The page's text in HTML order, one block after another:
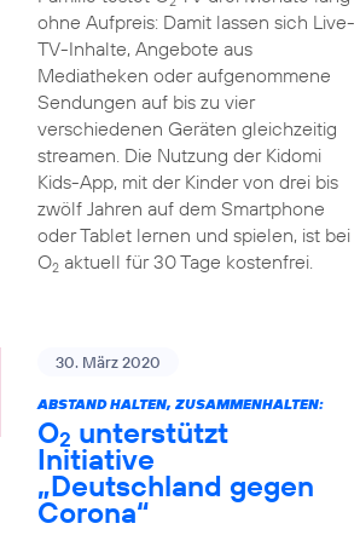
ohne Aufpreis: Damit lassen sich Live-
TV-Inhalte, Angebote aus
Mediatheken oder aufgenommene
Sendungen auf bis zu vier
verschiedenen Geräten gleichzeitig
streamen. Die Nutzung der Kidomi
Kids-App, mit der Kinder von drei bis
zwölf Jahren auf dem Smartphone
oder Tablet lernen und spielen, ist bei
O2aktuell für 30 Tage kostenfrei.
30. März 2020
ABSTAND HALTEN, ZUSAMMENHALTEN:
O2 unterstützt
Initiative
„Deutschland gegen
Corona“